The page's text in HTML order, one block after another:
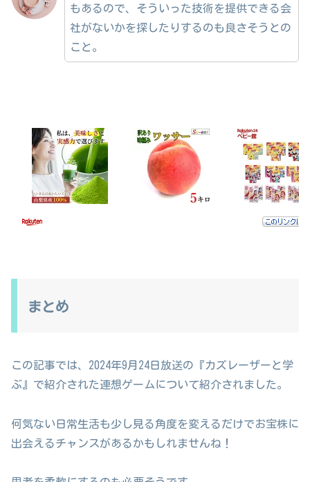
もあるので、そういった技術を提供できる会
社がないかを探したりするのも良さそうとの
こと。
まとめ
この記事では、2024年9月24日放送の『カズレーザーと学
ぶ』で紹介された連想ゲームについて紹介されました。
何気ない日常生活も少し見る角度を変えるだけでお宝株に
出会えるチャンスがあるかもしれませんね！